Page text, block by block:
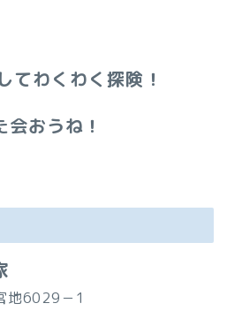
てわくわく探険！
おうね！
地6029－1